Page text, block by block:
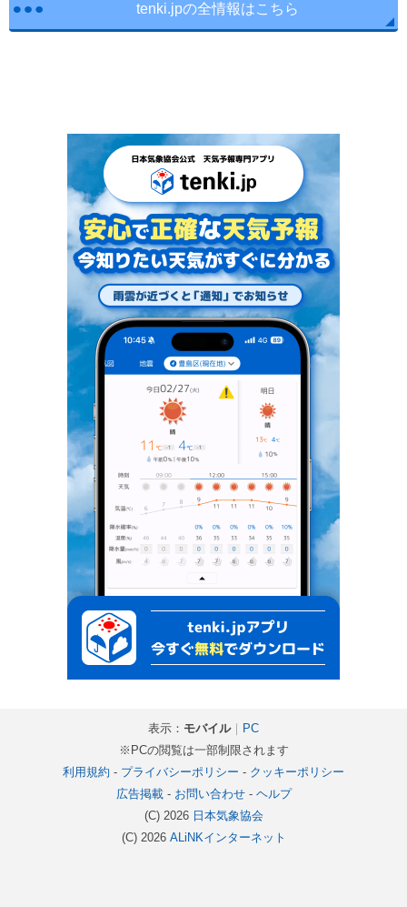
tenki.jpの全情報はこちら
表示： モバイル｜
PC
※PCの閲覧は一部制限されます
利用規約 - プライバシーポリシー - クッキーポリシー
広告掲載- お問い合わせ- ヘルプ
(C) 2026 日本気象協会
(C) 2026 ALiNKインターネット